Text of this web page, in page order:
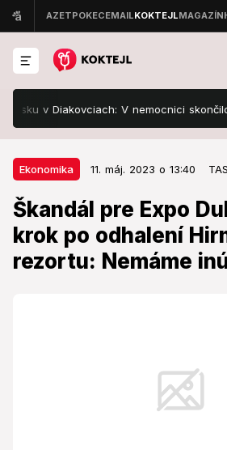
v Diakovciach: V nemocnici skončilo 8
Ekonomika 11. máj. 2023 o 13:40
Škandál pre Expo
krok po odhalení
rezortu: Nemáme
Ekonomika 11. máj. 2023 o 13:40
Škandál pre Expo
krok po odhalení
rezortu: Nemáme inú